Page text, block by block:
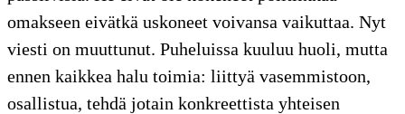
omakseen eivätkä uskoneet voivansa vaikuttaa. Nyt
viesti on muuttunut. Puheluissa kuuluu huoli, mutta
ennen kaikkea halu toimia: liittyä vasemmistoon,
osallistua, tehdä jotain konkreettista yhteisen